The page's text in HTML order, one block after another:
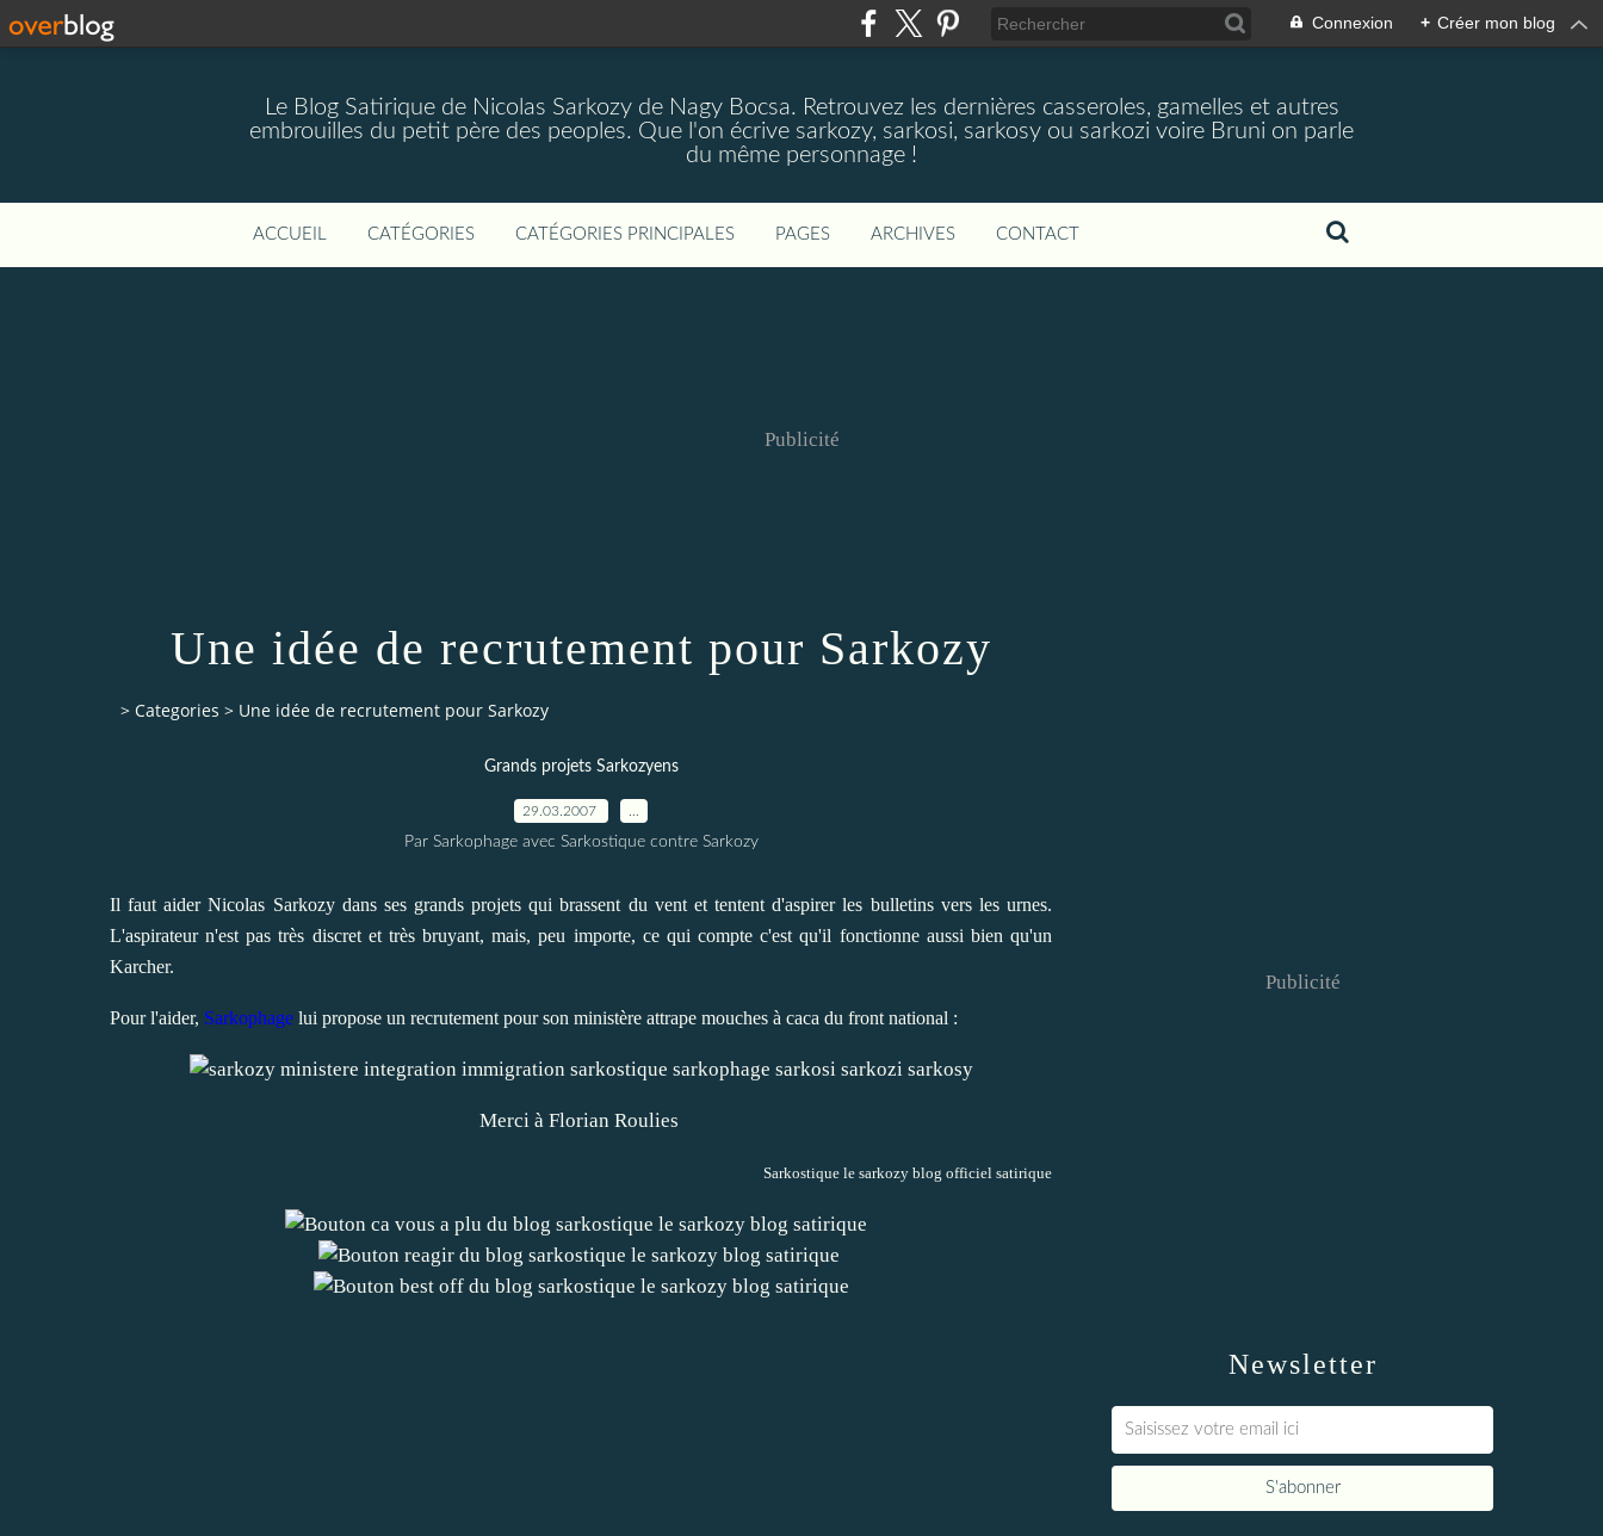
Connexion + Créer mon blog
Le Blog Satirique de Nicolas Sarkozy de Nagy Bocsa. Retrouvez les dernières casseroles, gamelles et autres
embrouilles du petit père des peoples. Que l'on écrive sarkozy, sarkosi, sarkosy ou sarkozi voire Bruni on parle
du même personnage !
ACCUEIL CATÉGORIES CATÉGORIES PRINCIPALES PAGES ARCHIVES CONTACT
Publicité
Une idée de recrutement pour Sarkozy
> Categories > Une idée de recrutement pour Sarkozy
Grands projets Sarkozyens
29.03.2007
Par Sarkophage avec Sarkostique contre Sarkozy
Il faut aider Nicolas Sarkozy dans ses grands projets qui brassent du vent et tentent d'aspirer les bulletins vers les urnes.
L'aspirateur n'est pas très discret et très bruyant, mais, peu importe, ce qui compte c'est qu'il fonctionne aussi bien qu'un
Karcher.
Pour l'aider, Sarkophage lui propose un recrutement pourson ministère attrape mouches à caca du front national :
Merci à Florian Roulies
Sarkostique le sarkozy blog officiel satirique
Newsletter
Publicité